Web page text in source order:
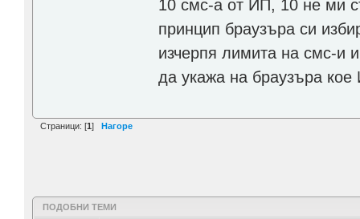
10 смс-а от ИП, 10 не ми
принцип браузъра си
изчерпя лимита на смс-и
да укажа на браузъра
Страници: [1] Нагоре
ПОДОБНИ ТЕМИ